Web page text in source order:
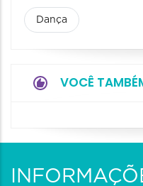
Dança
VOCÊ